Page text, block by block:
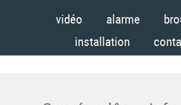
vidéo alarme
installation